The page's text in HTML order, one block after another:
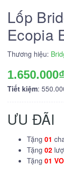
Lốp
Ecopia
Thương hiệu:
1.650.000₫
Tiết kiệm:
ƯU ĐÃI
Tặng 01
Tặng 02
Tặng 01